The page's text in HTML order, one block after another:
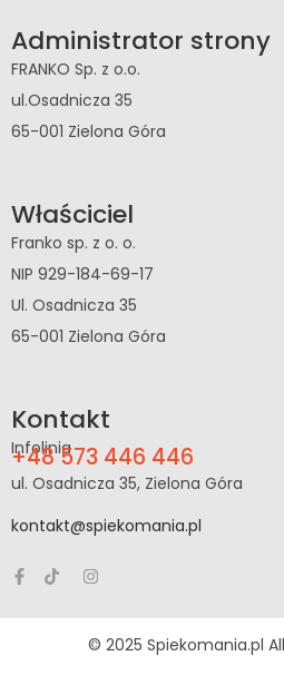
Administrator strony
FRANKO Sp. z o.o.
ul.Osadnicza 35
65-001 Zielona Góra
Właściciel
Franko sp. z o. o.
NIP 929-184-69-17
Ul. Osadnicza 35
65-001 Zielona Góra
Kontakt
Infolinia
+48 573 446 446
ul. Osadnicza 35, Zielona Góra
kontakt@spiekomania.pl
© 2025 Spiekomania.pl